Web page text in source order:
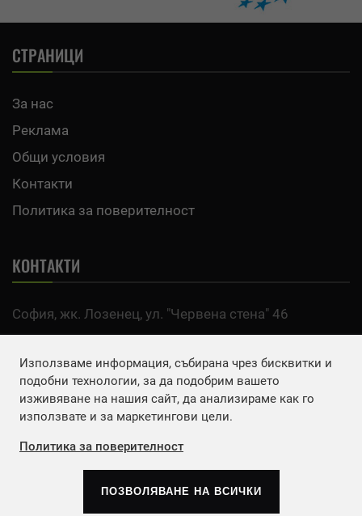
СТРАНИЦИ
За нас
Реклама
Общи условия
Контакти
Политика за поверителност
КОНТАКТИ
София, жк. Лозенец, ул. "Червена стена" 46
Email: office@agro.bg
FACEBOOK
Използваме информация, събирана чрез бисквитки и
подобни технологии, за да подобрим вашето
изживяване на нашия сайт, да анализираме как го
използвате и за маркетингови цели.
Политика за поверителност
ПОЗВОЛЯВАНЕ НА ВСИЧКИ